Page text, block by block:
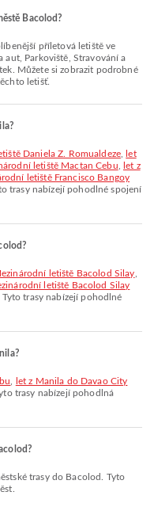
Bacolod?
příletová letiště ve
aut, Parkoviště, Stravování a
Můžete si zobrazit podrobné
letišť.
Daniela Z. Romualdeze,
let
letiště Mactan Cebu
let z
letiště Francisco Bangoy
trasy nabízejí pohodlné spojení
letiště Bacolod Silay
letiště Bacolod Silay
trasy nabízejí pohodlné
let z Manila do Davao City
trasy nabízejí pohodlná
trasy do Bacolod. Tyto